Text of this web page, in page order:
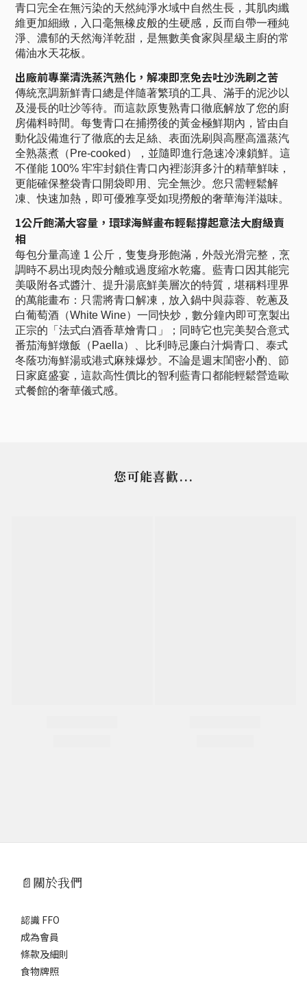
青口完全在無污染的天然純淨水域中自然生長，其肌肉纖
維更加細緻，入口毫無橡皮般的生硬感，反而自帶一種純
淨、濃郁的天然海洋乾甜，是無數美食家與星級主廚的常
備油水天花板。
出廠前專業清洗蒸汽熟化，解凍即烹免去吐沙洗刷之苦
傳統烹調新鮮青口總是伴隨著繁瑣的工具、滿手的泥沙以
及漫長的吐沙等待。而這款原隻熟青口徹底解放了您的廚
房備料時間。每隻青口在捕撈後的黃金極鮮期內，皆由自
動化設備進行了徹底的去足絲、表面洗刷與高壓高溫蒸汽
全熟蒸煮（Pre-cooked），並隨即進行急速冷凍鎖鮮。這
不僅能 100% 牢牢封鎖住青口內裡澎湃多汁的精華鮮味，
更能確保整袋青口開袋即用、完全無沙。您只需輕鬆解
凍、快速加熱，即可優雅享受如現撈般的奢華海洋滋味。
1公斤飽滿大容量，環球海鮮畫布輕鬆撐起意法大廚級賣
相
每包分量高達 1 公斤，隻隻身形飽滿，外殼光滑完整，烹
調時不易出現肉殼分離或過度縮水乾癟。藍青口因其能完
美吸附各式醬汁、提升湯底鮮美層次的特質，堪稱料理界
的萬能畫布：只需將青口解凍，放入鍋中與蒜蓉、乾蔥及
白葡萄酒（White Wine）一同快炒，數分鐘內即可烹製出
正宗的「法式白酒香草燴青口」；同時它也完美契合意式
番茄海鮮燉飯（Paella）、比利時忌廉白汁焗青口、泰式
冬蔭功海鮮湯或港式麻辣爆炒。不論是週末閨密小酌、節
日家庭盛宴，這款高性價比的智利藍青口都能輕鬆營造歐
式餐館的奢華儀式感。
您可能喜歡...
📄關於我們
認識 FFO
成為會員
條款及細則
食物牌照